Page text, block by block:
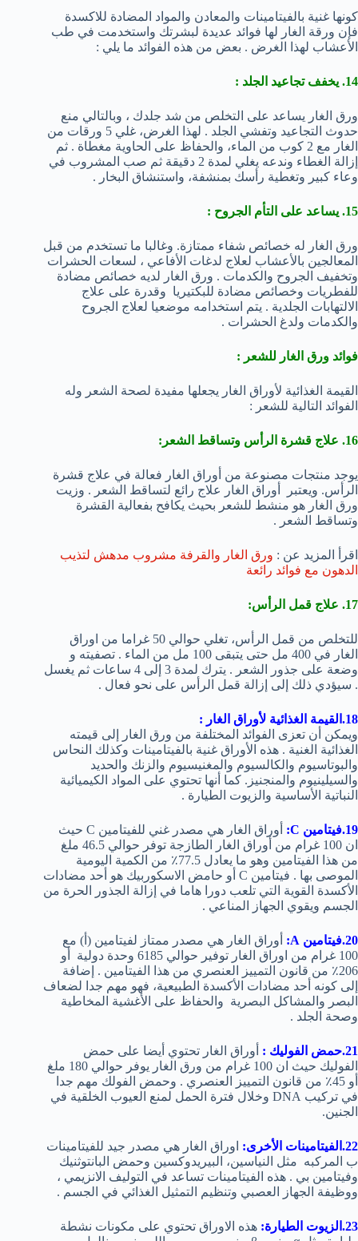
كونها غنية بالفيتامينات والمعادن والمواد المضادة للاكسدة
فإن ورقة الغار لها فوائد عديدة لبشرتك واستخدمت في طب
الأعشاب لهذا الغرض . بعض من هذه الفوائد ما يلي :
14. يخفف تجاعيد الجلد :
ورق الغار يساعد على التخلص من شد جلدك ، وبالتالي منع
حدوث التجاعيد وتفشي الجلد . لهذا الغرض، غلي 5 ورقات من
الغار مع 2 كوب من الماء، والحفاظ على الحاوية مغطاة . ثم
إزالة الغطاء وندعه يغلي لمدة 2 دقيقة ثم صب المشروب في
وعاء كبير وتغطية رأسك بمنشفة، واستنشاق البخار .
15. يساعد على التأم الجروح :
ورق الغار له خصائص شفاء ممتازة. وغالبا ما تستخدم من قبل
المعالجين بالأعشاب لعلاج لدغات الأفاعي ، لسعات الحشرات
وتخفيف الجروح والكدمات . ورق الغار لديه خصائص مضادة
للفطريات وخصائص مضادة للبكتيريا وقدرة على علاج
الالتهابات الجلدية . يتم استخدامه موضعيا لعلاج الجروح
والكدمات ولدغ الحشرات .
فوائد ورق الغار للشعر :
القيمة الغذائية لأوراق الغار يجعلها مفيدة لصحة الشعر وله
الفوائد التالية للشعر :
16. علاج قشرة الرأس وتساقط الشعر:
يوجد منتجات مصنوعة من أوراق الغار فعالة في علاج قشرة
الرأس. ويعتبر أوراق الغار علاج رائع لتساقط الشعر . وزيت
ورق الغار هو منشط للشعر بحيث يكافح بفعالية القشرة
وتساقط الشعر .
اقرأ المزيد عن : ورق الغار والقرفة مشروب مدهش لتذيب
الدهون مع فوائد رائعة
17. علاج قمل الرأس:
للتخلص من قمل الرأس، تغلي حوالي 50 غراما من اوراق
الغار في 400 مل حتى يتبقى 100 مل من الماء . تصفيته و
وضعة على جذور الشعر . يترك لمدة 3 إلى 4 ساعات ثم يغسل
. سيؤدي ذلك إلى إزالة قمل الرأس على نحو فعال .
18.القيمة الغذائية لأوراق الغار :
ويمكن أن تعزى الفوائد المختلفة من ورق الغار إلى قيمته
الغذائية الغنية . هذه الأوراق غنية بالفيتامينات وكذلك النحاس
والبوتاسيوم والكالسيوم والمغنيسيوم والزنك والحديد
والسيلينيوم والمنجنيز. كما أنها تحتوي على المواد الكيميائية
النباتية الأساسية والزيوت الطيارة .
19.فيتامين C:
أوراق الغار هي مصدر غني للفيتامين C حيث
ان 100 غرام من أوراق الغار الطازجة توفر حوالي 46.5 ملغ
من هذا الفيتامين وهو ما يعادل 77.5٪ من الكمية اليومية
الموصى بها . فيتامين C أو حامض الاسكوربيك هو أحد مضادات
الأكسدة القوية التي تلعب دورا هاما في إزالة الجذور الحرة من
الجسم ويقوي الجهاز المناعي .
20.فيتامين A:
أوراق الغار هي مصدر ممتاز لفيتامين (أ) مع
100 غرام من اوراق الغار توفير حوالي 6185 وحدة دولية أو
206٪ من قانون التمييز العنصري من هذا الفيتامين . إضافة
إلى كونه أحد مضادات الأكسدة الطبيعية، فهو مهم جدا لضعاف
البصر والمشاكل البصرية والحفاظ على الأغشية المخاطية
وصحة الجلد .
21.حمض الفوليك :
أوراق الغار تحتوي أيضا على حمض
الفوليك حيث ان 100 غرام من ورق الغار يوفر حوالي 180 ملغ
أو 45٪ من قانون التمييز العنصري . وحمض الفولك مهم جدا
في تركيب DNA وخلال فترة الحمل لمنع العيوب الخلقية في
الجنين.
22.الفيتامينات الأخرى:
اوراق الغار هي مصدر جيد للفيتامينات
ب المركبه مثل النياسين، البيريدوكسين وحمض البانتوثنيك
وفيتامين بي . هذه الفيتامينات تساعد في التوليف الانزيمي ،
ووظيفة الجهاز العصبي وتنظيم التمثيل الغذائي في الجسم .
23.الزيوت الطيارة:
هذه الاوراق تحتوي على مكونات نشطة